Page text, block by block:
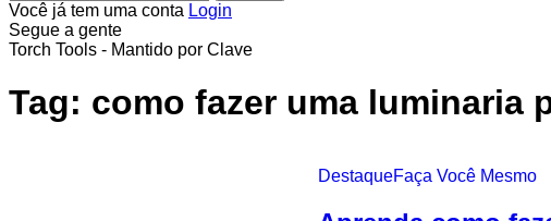
Você já tem uma conta Login
Segue a gente
Torch Tools - Mantido por Clave
Tag: como fazer uma luminaria
DestaqueFaça Você Mesmo